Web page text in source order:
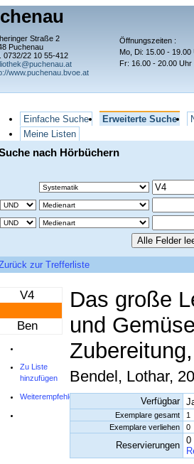
Straße 2
Puchenau
0732/22 10 55-412
www.puchenau.bvoe.at
Öffnungszeiten :
Mo, Di: 15.00 - 19.00
Fr: 16.00 - 20.00 Uhr
Einfache Suche Erweiterte Suche
Meine Listen
nach Hörbüchern
zur Trefferliste
V4
Ben
Zu Liste
hinzufügen
Weiterempfehlen
Das große
und
Bendel, Lothar,
Verfügbar
Exemplare gesamt
1
Exemplare verliehen
0
Reservierungen 0